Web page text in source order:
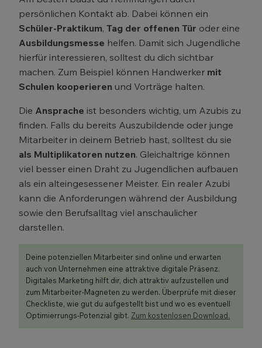
persönlichen Kontakt ab. Dabei können ein
Schüler-Praktikum, Tag der offenen Tür oder eine
Ausbildungsmesse helfen. Damit sich Jugendliche
hierfür interessieren, solltest du dich sichtbar
machen. Zum Beispiel können Handwerker mit
Schulen kooperieren und Vorträge halten.
Die Ansprache ist besonders wichtig, um Azubis zu
finden. Falls du bereits Auszubildende oder junge
Mitarbeiter in deinem Betrieb hast, solltest du sie
als Multiplikatoren nutzen. Gleichaltrige können
viel besser einen Draht zu Jugendlichen aufbauen
als ein alteingesessener Meister. Ein realer Azubi
kann die Anforderungen während der Ausbildung
sowie den Berufsalltag viel anschaulicher
darstellen.
Deine potenziellen Mitarbeiter sind online und erwarten
auch von Unternehmen eine attraktive digitale Präsenz.
Digitales Marketing hilft dir, dich attraktiv aufzustellen und
zum Mitarbeiter-Magneten zu werden. Überprüfe mit dieser
Checkliste, wie gut du aufgestellt bist und wo es eventuell
Optimierrungs-Potenzial gibt. Zum kostenlosen Download.